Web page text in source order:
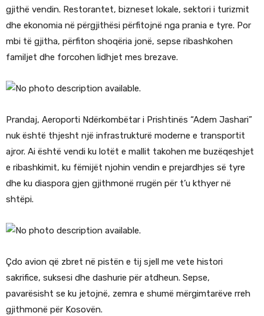
gjithë vendin. Restorantet, bizneset lokale, sektori i turizmit
dhe ekonomia në përgjithësi përfitojnë nga prania e tyre. Por
mbi të gjitha, përfiton shoqëria jonë, sepse ribashkohen
familjet dhe forcohen lidhjet mes brezave.
Prandaj, Aeroporti Ndërkombëtar i Prishtinës “Adem Jashari”
nuk është thjesht një infrastrukturë moderne e transportit
ajror. Ai është vendi ku lotët e mallit takohen me buzëqeshjet
e ribashkimit, ku fëmijët njohin vendin e prejardhjes së tyre
dhe ku diaspora gjen gjithmonë rrugën për t’u kthyer në
shtëpi.
Çdo avion që zbret në pistën e tij sjell me vete histori
sakrifice, suksesi dhe dashurie për atdheun. Sepse,
pavarësisht se ku jetojnë, zemra e shumë mërgimtarëve rreh
gjithmonë për Kosovën.